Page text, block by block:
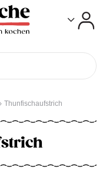
Thunfischaufstrich